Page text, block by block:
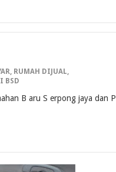
, RUMAH DIJUAL,
BSD
B aru S erpong jaya dan P